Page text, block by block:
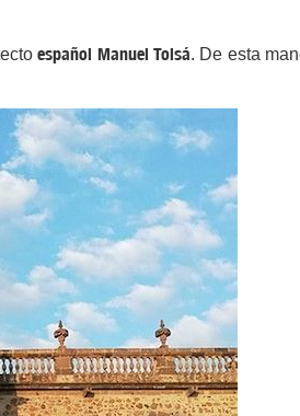
español Manuel Tolsá. De esta